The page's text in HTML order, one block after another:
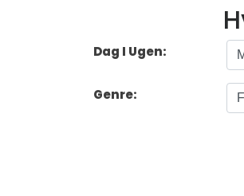
Dag I Ugen:
Genre: